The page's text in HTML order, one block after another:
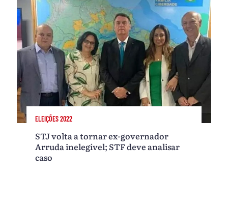
ELEIÇÕES 2022
STJ volta a tornar ex-governador
Arruda inelegível; STF deve analisar
caso